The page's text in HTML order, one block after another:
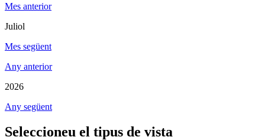
Mes anterior
Juliol
Mes següent
Any anterior
2026
Any següent
Seleccioneu el tipus de vista